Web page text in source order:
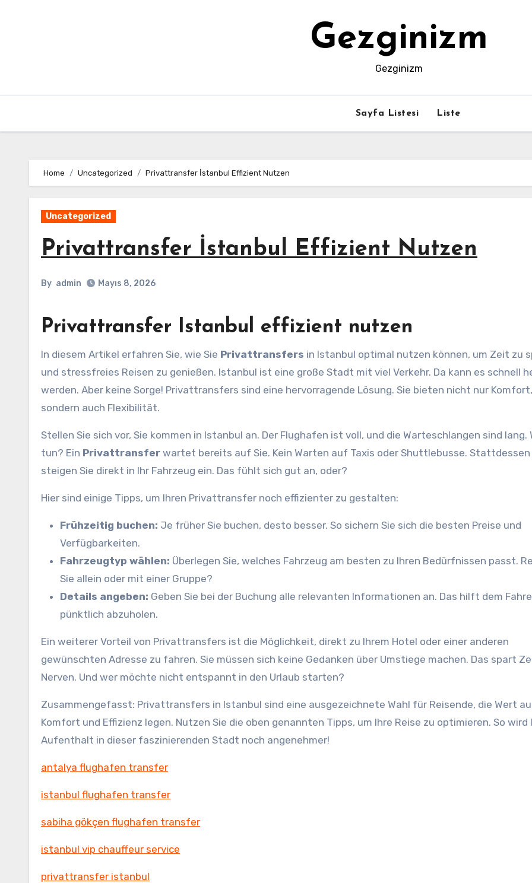
Gezginizm
Gezginizm
Sayfa Listesi Liste
Home Uncategorized Privattransfer İstanbul Effizient Nutzen
Uncategorized
Privattransfer İstanbul Effizient Nutzen
By admin Mayıs 8, 2026
Privattransfer Istanbul effizient nutzen
In diesem Artikel erfahren Sie, wie Sie Privattransfers in Istanbul optimal nutzen können, um Zeit zu
und stressfreies Reisen zu genießen. Istanbul ist eine große Stadt mit viel Verkehr. Da kann es schnell
werden. Aber keine Sorge! Privattransfers sind eine hervorragende Lösung. Sie bieten nicht nur Komfort,
sondern auch Flexibilität.
Stellen Sie sich vor, Sie kommen in Istanbul an. Der Flughafen ist voll, und die Warteschlangen sind lang.
tun? Ein Privattransfer wartet bereits auf Sie. Kein Warten auf Taxis oder Shuttlebusse. Stattdessen
steigen Sie direkt in Ihr Fahrzeug ein. Das fühlt sich gut an, oder?
Hier sind einige Tipps, um Ihren Privattransfer noch effizienter zu gestalten:
Frühzeitig buchen: Je früher Sie buchen, desto besser. So sichern Sie sich die besten Preise und
Verfügbarkeiten.
Fahrzeugtyp wählen: Überlegen Sie, welches Fahrzeug am besten zu Ihren Bedürfnissen passt.
Sie allein oder mit einer Gruppe?
Details angeben: Geben Sie bei der Buchung alle relevanten Informationen an. Das hilft dem
pünktlich abzuholen.
Ein weiterer Vorteil von Privattransfers ist die Möglichkeit, direkt zu Ihrem Hotel oder einer anderen
gewünschten Adresse zu fahren. Sie müssen sich keine Gedanken über Umstiege machen. Das spart
Nerven. Und wer möchte nicht entspannt in den Urlaub starten?
Zusammengefasst: Privattransfers in Istanbul sind eine ausgezeichnete Wahl für Reisende, die Wert
Komfort und Effizienz legen. Nutzen Sie die oben genannten Tipps, um Ihre Reise zu optimieren. So wird
Aufenthalt in dieser faszinierenden Stadt noch angenehmer!
antalya flughafen transfer
istanbul flughafen transfer
sabiha gökçen flughafen transfer
istanbul vip chauffeur service
privattransfer istanbul